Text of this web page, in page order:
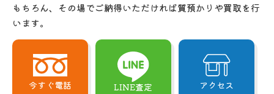
もちろん、その場でご納得いただければ質預かりや買取を行
います。
今すぐ電話 LINE査定 アクセス